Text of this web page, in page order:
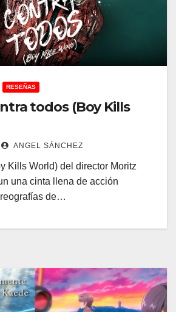
RESEÑAS
todos (Boy Kills
ANGEL SÁNCHEZ
Kills World) del director Moritz
una cinta llena de acción
de…